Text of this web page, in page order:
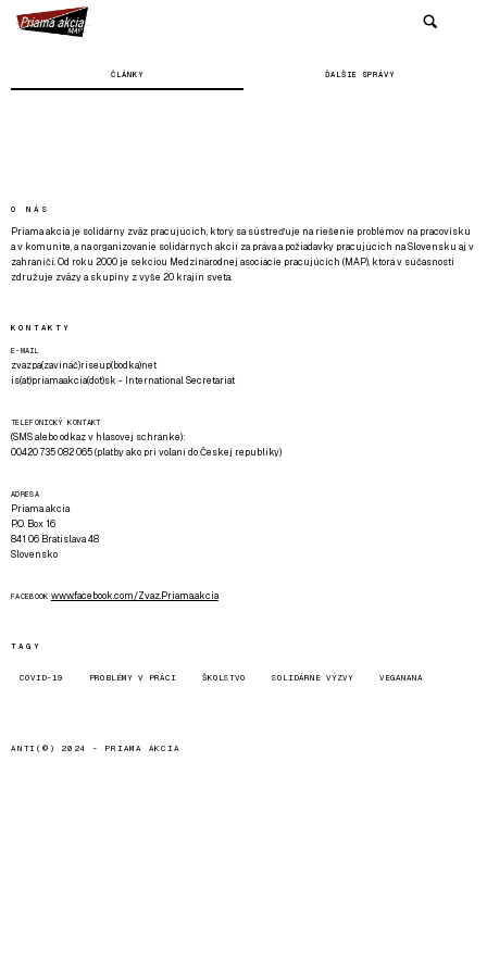
ČLÁNKY ĎALŠIE SPRÁVY
O NÁS
Priama akcia je solidárny zväz pracujúcich, ktorý sa sústreďuje na riešenie problémov na pracovisku
a v komunite, a na organizovanie solidárnych akcií za práva a požiadavky pracujúcich na Slovensku aj v
zahraničí. Od roku 2000 je sekciou Medzinárodnej asociácie pracujúcich (MAP), ktorá v súčasnosti
združuje zväzy a skupiny z vyše 20 krajín sveta.
KONTAKTY
E-MAIL
zvazpa(zavináč)riseup(bodka)net
is(at)priamaakcia(dot)sk - International Secretariat
TELEFONICKÝ KONTAKT
(SMS alebo odkaz v hlasovej schránke):
00420 735 082 065 (platby ako pri volaní do Českej republiky)
ADRESA
Priama akcia
P.O. Box 16
841 06 Bratislava 48
Slovensko
FACEBOOK www.facebook.com/Zvaz.Priama.akcia
TAGY
COVID-19 PROBLÉMY V PRÁCI ŠKOLSTVO SOLIDÁRNE VÝZVY VEGANANA
ANTI(©) 2024 - PRIAMA AKCIA